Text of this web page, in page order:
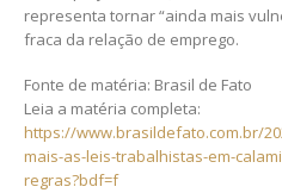
representa tornar “ainda mais
fraca da relação de emprego.
Fonte de matéria: Brasil de Fato
Leia a matéria completa:
https://www.brasildefato.com.br/
mais-as-leis-trabalhistas-em-
regras?bdf=f